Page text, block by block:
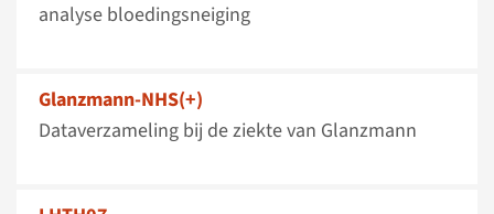
analyse bloedingsneiging
Glanzmann-NHS(+)
Dataverzameling bij de ziekte van Glanzmann